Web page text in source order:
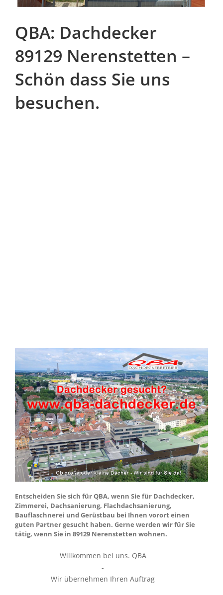
QBA: Dachdecker
89129 Nerenstetten –
Schön dass Sie uns
besuchen.
Entscheiden Sie sich für QBA, wenn Sie für Dachdecker,
Zimmerei, Dachsanierung, Flachdachsanierung,
Bauflaschnerei und Gerüstbau bei Ihnen vorort einen
guten Partner gesucht haben. Gerne werden wir für Sie
tätig, wenn Sie in 89129 Nerenstetten wohnen.
Willkommen bei uns. QBA
-
Wir übernehmen Ihren Auftrag